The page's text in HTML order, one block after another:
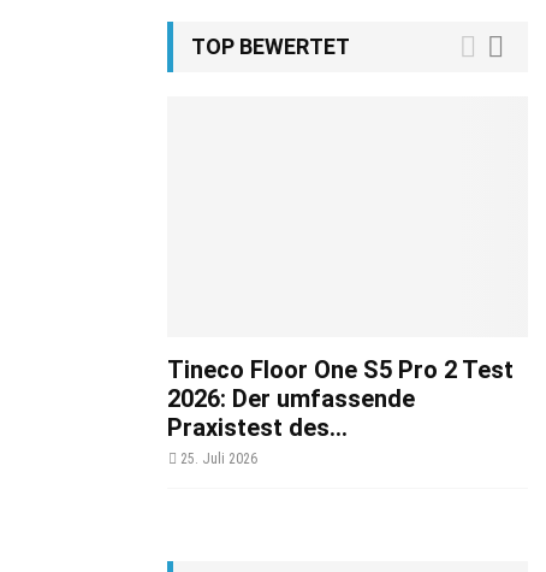
TOP BEWERTET
Tineco Floor One S5 Pro 2 Test
2026: Der umfassende
Praxistest des...
25. Juli 2026